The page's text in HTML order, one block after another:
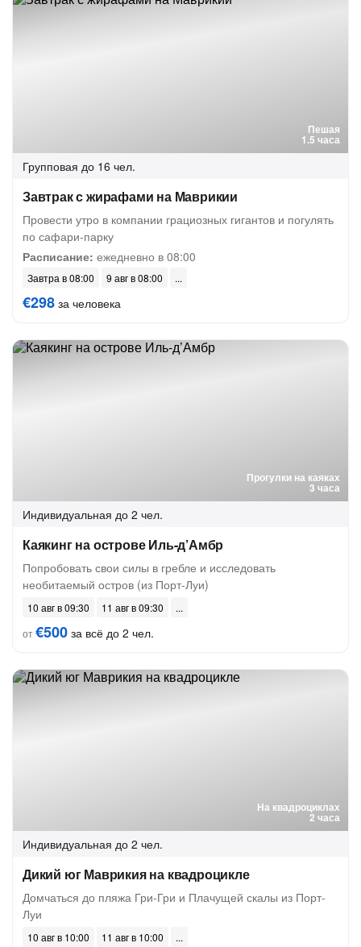
Пешая
1.5 часа
Групповая до 16 чел.
Завтрак с жирафами на Маврикии
Провести утро в компании грациозных гигантов и погулять
по сафари-парку
Расписание: ежедневно в 08:00
Завтра в 08:00 9 авг в 08:00
€298 за человека
Прогулки на каяках
3 часа
Индивидуальная до 2 чел.
Каякинг на острове Иль-д’Амбр
Попробовать свои силы в гребле и исследовать
необитаемый остров (из Порт-Луи)
10 авг в 09:30
11 авг в 09:30
от€500 за всё до 2 чел.
На квадроциклах
2 часа
Индивидуальная до 2 чел.
Дикий юг Маврикия на квадроцикле
Домчаться до пляжа Гри-Гри и Плачущей скалы из Порт-
Луи
10 авг в 10:00
11 авг в 10:00